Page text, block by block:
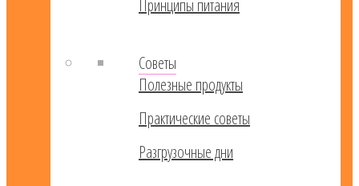
Принципы питания
Советы
Полезные продукты
Практические советы
Разгрузочные дни